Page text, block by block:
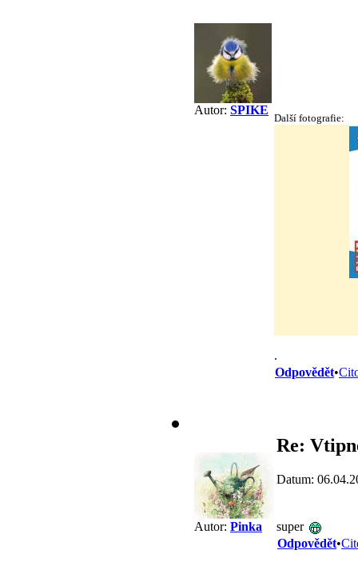
Autor: SPIKE
Další fotografie:
.
Odpovědět•
Autor: Pinka
Re:
Datum:
super
Odpovědět•